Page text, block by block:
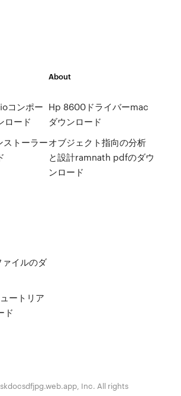
コンポー
ロード
トーラー
About
Hp 8600ドライバーmac
ダウンロード
オブジェクト指向の分析
と設計ramnath pdfのダウ
ンロード
イルのダ
ートリア
ド
Inc. All rights